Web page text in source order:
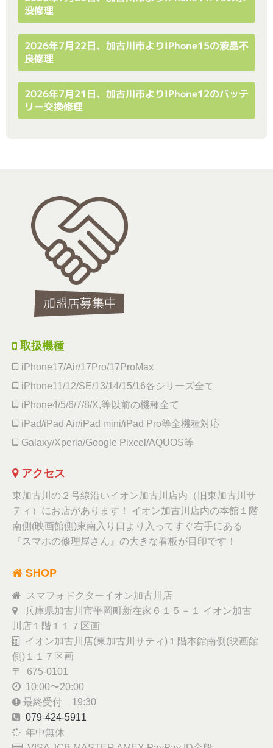
没修理
2026年7月22日、加古川市よりiPhone15の液晶不
良修理
2026年7月21日、加古川市よりiPhone12のバッテ
リー交換修理
取扱機種
iPhone17/Air/17Pro/17ProMax
iPhone11/12/SE/13/14/15/16各シリーズ全て
iPhone4/5/6/7/8/X,等以前の機種全て
iPad/iPad Air/iPad mini/iPad Pro等全機種対応
Galaxy/Xperia/Google Pixcel/AQUOS等
アクセス
東加古川の２号線沿いイオン加古川店内（旧東加古川サ
ティ）にお店があります！ イオン加古川店内の本館１階
南側(映画館側)東南入り口より入ってすぐ右手にある
『スマホの修理屋さん』の大きな看板が目印です！
SHOP
スマフォドクターイオン加古川店
兵庫県加古川市平岡町新在家６１５－１ イオン加古
川店１階１１７区画
イオン加古川店(東加古川サティ)１階本館南側(映画館
側)１１７区画
〒 675-0101
10:00〜20:00
最終受付 19:30
079-424-5911
年中無休